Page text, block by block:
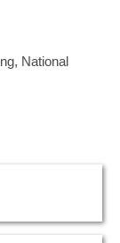
National